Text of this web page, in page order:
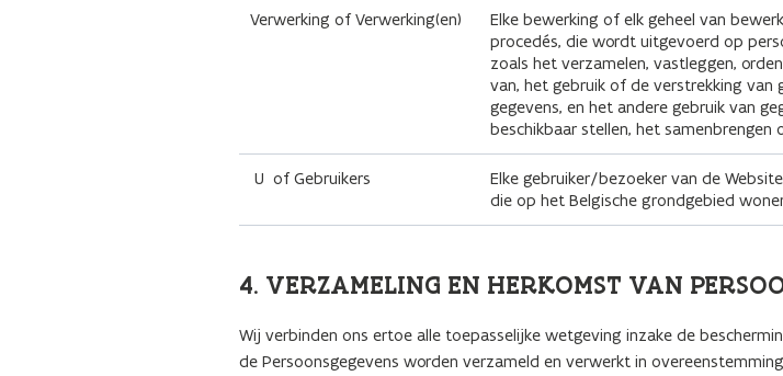
Verwerking of Verwerking(en)
Elke bewerking of elk geheel van
procedés, die wordt uitgevoerd op
zoals het verzamelen, vastleggen,
van, het gebruik of de verstrekking van
gegevens, en het andere gebruik van
beschikbaar stellen, het
U of Gebruikers
Elke gebruiker/bezoeker van de
die op het Belgische grondgebied
4. VERZAMELING EN HERKOMST VAN
Wij verbinden ons ertoe alle toepasselijke wetgeving inzake de
de Persoonsgegevens worden verzameld en verwerkt in